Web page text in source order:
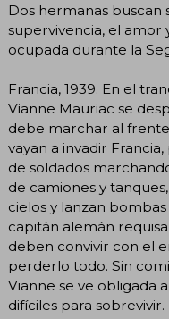
Dos hermanas buscan
supervivencia, el amor
ocupada durante la
Francia, 1939. En el
Vianne Mauriac se
debe marchar al
vayan a invadir
de soldados
de camiones y
cielos y lanzan
capitán alemán requisa
deben convivir con el
perderlo todo. Sin
Vianne se ve obligada
difíciles para sobrevivir.